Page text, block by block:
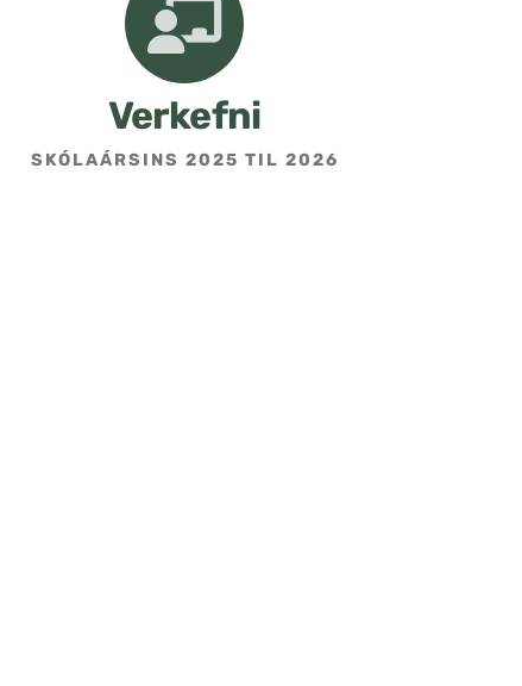
Verkefni
SKÓLAÁRSINS 2025 TIL 2026